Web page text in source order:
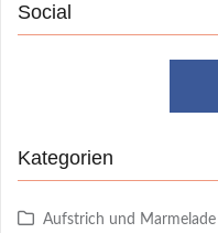
Social
Kategorien
Aufstrich und Marmelade